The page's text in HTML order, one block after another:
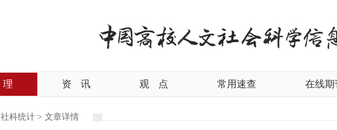
理 资 讯 观 点 常用速查 在线期
社科统计 > 文章详情